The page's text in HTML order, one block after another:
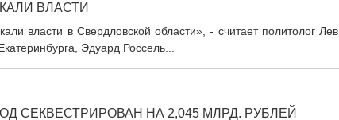
ВЛАСТИ
власти в Свердловской области», - считает политолог Лев
Эдуард Россель...
СЕКВЕСТРИРОВАН НА 2,045 МЛРД. РУБЛЕЙ